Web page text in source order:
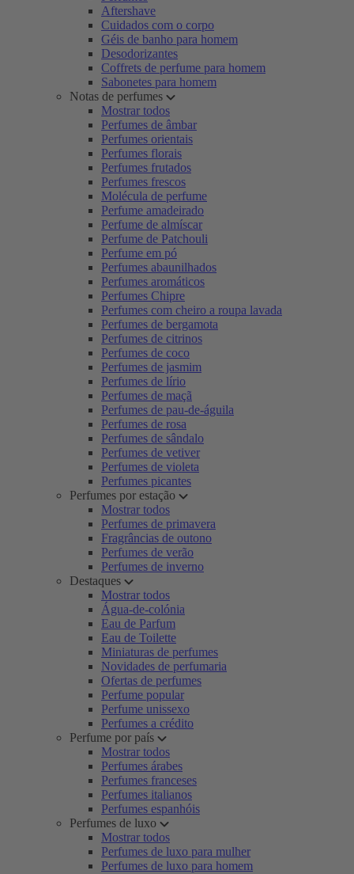
Aftershave
Cuidados com o corpo
Géis de banho para homem
Desodorizantes
Coffrets de perfume para homem
Sabonetes para homem
Notas de perfumes
Mostrar todos
Perfumes de âmbar
Perfumes orientais
Perfumes florais
Perfumes frutados
Perfumes frescos
Molécula de perfume
Perfume amadeirado
Perfume de almíscar
Perfume de Patchouli
Perfume em pó
Perfumes abaunilhados
Perfumes aromáticos
Perfumes Chipre
Perfumes com cheiro a roupa lavada
Perfumes de bergamota
Perfumes de citrinos
Perfumes de coco
Perfumes de jasmim
Perfumes de lírio
Perfumes de maçã
Perfumes de pau-de-águila
Perfumes de rosa
Perfumes de sândalo
Perfumes de vetiver
Perfumes de violeta
Perfumes picantes
Perfumes por estação
Mostrar todos
Perfumes de primavera
Fragrâncias de outono
Perfumes de verão
Perfumes de inverno
Destaques
Mostrar todos
Água-de-colónia
Eau de Parfum
Eau de Toilette
Miniaturas de perfumes
Novidades de perfumaria
Ofertas de perfumes
Perfume popular
Perfume unissexo
Perfumes a crédito
Perfume por país
Mostrar todos
Perfumes árabes
Perfumes franceses
Perfumes italianos
Perfumes espanhóis
Perfumes de luxo
Mostrar todos
Perfumes de luxo para mulher
Perfumes de luxo para homem